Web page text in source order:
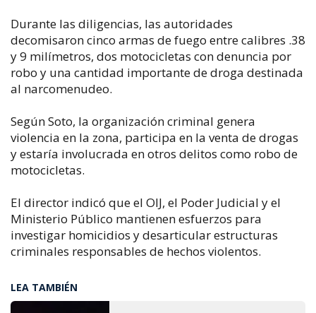
Durante las diligencias, las autoridades
decomisaron cinco armas de fuego entre calibres .38
y 9 milímetros, dos motocicletas con denuncia por
robo y una cantidad importante de droga destinada
al narcomenudeo.
Según Soto, la organización criminal genera
violencia en la zona, participa en la venta de drogas
y estaría involucrada en otros delitos como robo de
motocicletas.
El director indicó que el OIJ, el Poder Judicial y el
Ministerio Público mantienen esfuerzos para
investigar homicidios y desarticular estructuras
criminales responsables de hechos violentos.
LEA TAMBIÉN